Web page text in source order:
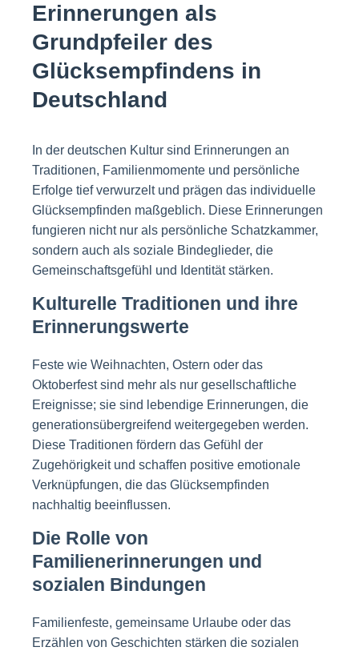
Erinnerungen als
Grundpfeiler des
Glücksempfindens in
Deutschland
In der deutschen Kultur sind Erinnerungen an
Traditionen, Familienmomente und persönliche
Erfolge tief verwurzelt und prägen das individuelle
Glücksempfinden maßgeblich. Diese Erinnerungen
fungieren nicht nur als persönliche Schatzkammer,
sondern auch als soziale Bindeglieder, die
Gemeinschaftsgefühl und Identität stärken.
Kulturelle Traditionen und ihre
Erinnerungswerte
Feste wie Weihnachten, Ostern oder das
Oktoberfest sind mehr als nur gesellschaftliche
Ereignisse; sie sind lebendige Erinnerungen, die
generationsübergreifend weitergegeben werden.
Diese Traditionen fördern das Gefühl der
Zugehörigkeit und schaffen positive emotionale
Verknüpfungen, die das Glücksempfinden
nachhaltig beeinflussen.
Die Rolle von
Familienerinnerungen und
sozialen Bindungen
Familienfeste, gemeinsame Urlaube oder das
Erzählen von Geschichten stärken die sozialen